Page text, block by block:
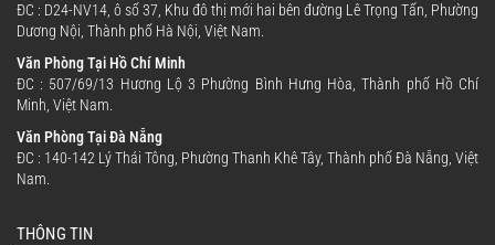
ĐC : D24-NV14, ô số 37, Khu đô thị mới hai bên đường Lê Trọng Tấn, Phường
Dương Nội, Thành phố Hà Nội, Việt Nam.
Văn Phòng Tại Hồ Chí Minh
ĐC : 507/69/13 Hương Lộ 3 Phường Bình Hưng Hòa, Thành phố Hồ Chí
Minh, Việt Nam.
Văn Phòng Tại Đà Nẵng
ĐC : 140-142 Lý Thái Tông, Phường Thanh Khê Tây, Thành phố Đà Nẵng, Việt
Nam.
THÔNG TIN